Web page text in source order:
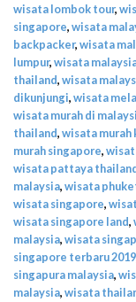
wisata lombok tour,
singapore,wisata
backpacker,wisata
lumpur,wisata
thailand,wisata
dikunjungi,wisata
wisata murah di
thailand,wisata murah
murah singapore,
wisata pattaya
malaysia,wisata
wisata singapore,
wisata singapore land,
malaysia,wisata
singapore terbaru 2019
singapura malaysia,
malaysia,wisata